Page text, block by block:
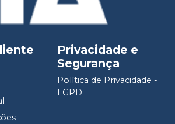
Privacidade e
Segurança
Política de Privacidade -
LGPD